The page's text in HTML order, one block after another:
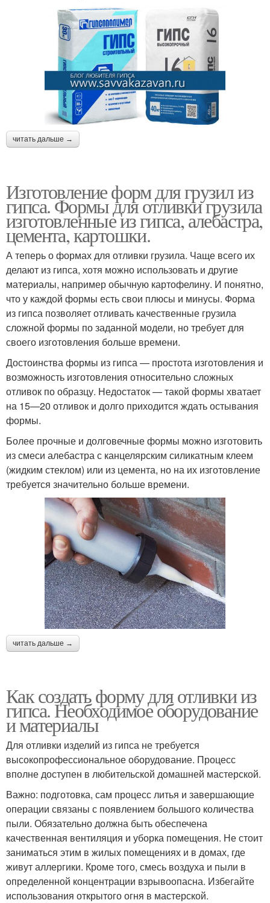
читать дальше →
Изготовление форм для грузил из
гипса. Формы для отливки грузила
изготовленные из гипса, алебастра,
цемента, картошки.
А теперь о формах для отливки грузила. Чаще всего их
делают из гипса, хотя можно использовать и другие
материалы, например обычную картофелину. И понятно,
что у каждой формы есть свои плюсы и минусы. Форма
из гипса позволяет отливать качественные грузила
сложной формы по заданной модели, но требует для
своего изготовления больше времени.
Достоинства формы из гипса — простота изготовления и
возможность изготовления относительно сложных
отливок по образцу. Недостаток — такой формы хватает
на 15—20 отливок и долго приходится ждать остывания
формы.
Более прочные и долговечные формы можно изготовить
из смеси алебастра с канцелярским силикатным клеем
(жидким стеклом) или из цемента, но на их изготовление
требуется значительно больше времени.
читать дальше →
Как создать форму для отливки из
гипса. Необходимое оборудование
и материалы
Для отливки изделий из гипса не требуется
высокопрофессиональное оборудование. Процесс
вполне доступен в любительской домашней мастерской.
Важно: подготовка, сам процесс литья и завершающие
операции связаны с появлением большого количества
пыли. Обязательно должна быть обеспечена
качественная вентиляция и уборка помещения. Не стоит
заниматься этим в жилых помещениях и в домах, где
живут аллергики. Кроме того, смесь воздуха и пыли в
определенной концентрации взрывоопасна. Избегайте
использования открытого огня в мастерской.